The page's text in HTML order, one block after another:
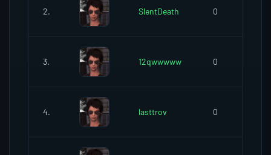
2. SlentDeath 0
3. 12qwwwww 0
4. lasttrov 0